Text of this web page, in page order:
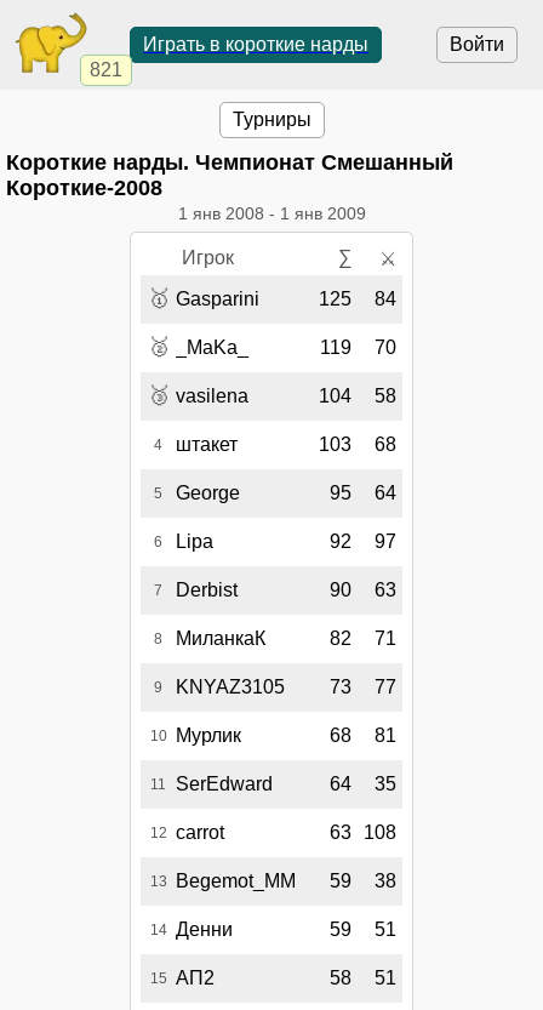
821
Войти
Играть в короткие нарды
Турниры
Короткие нарды. Чемпионат Смешанный
Короткие-2008
1 янв 2008 - 1 янв 2009
Игрок ∑ ⚔
🥇 Gasparini 125 84
🥈 _MaKa_ 119 70
🥉 vasilena 104 58
4 штакет 103 68
5 George 95 64
6 Lipa 92 97
7 Derbist 90 63
8 МиланкаК 82 71
9 KNYAZ3105 73 77
10 Мурлик 68 81
11 SerEdward 64 35
12 carrot 63 108
13 Begemot_MM 59 38
14 Денни 59 51
15 АП2 58 51